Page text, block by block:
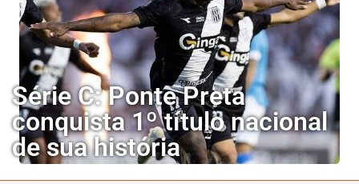
Série C: Ponte Preta
conquista 1º título nacional
de sua história